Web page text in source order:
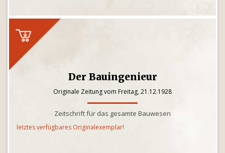
Der Bauingenieur
Originale Zeitung vom Freitag, 21.12.1928
Zeitschrift für das gesamte Bauwesen
letztes verfügbares Originalexemplar!